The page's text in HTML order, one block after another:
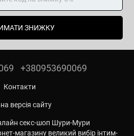
ЗНИЖКУ
+380953690069
Контакти
версія сайту
секс-шоп Шури-Мури
магазину великий вибір інтим-